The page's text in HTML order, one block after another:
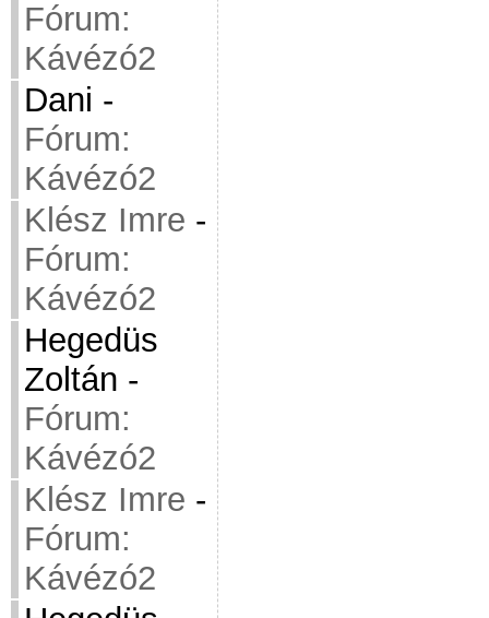
Fórum:
Kávézó2
Dani -
Fórum:
Kávézó2
Klész Imre -
Fórum:
Kávézó2
Hegedüs
Zoltán -
Fórum:
Kávézó2
Klész Imre -
Fórum:
Kávézó2